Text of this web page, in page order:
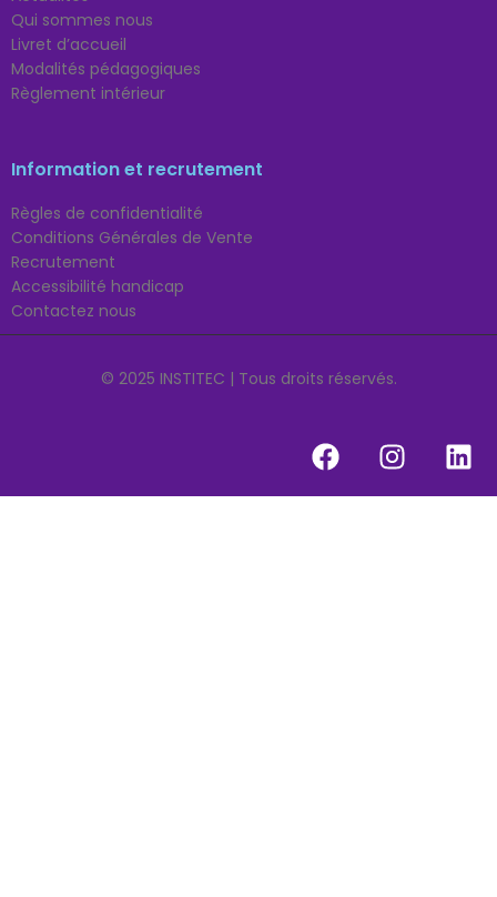
Qui sommes nous
Livret d’accueil
Modalités pédagogiques
Règlement intérieur
Information et recrutement
Règles de confidentialité
Conditions Générales de Vente
Recrutement
Accessibilité handicap
Contactez nous
© 2025 INSTITEC | Tous droits réservés.